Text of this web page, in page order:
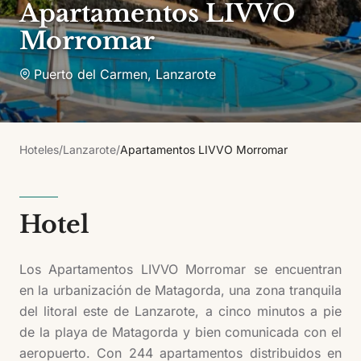
Apartamentos LIVVO
Morromar
Puerto del Carmen, Lanzarote
Hoteles/Lanzarote/Apartamentos LIVVO Morromar
Hotel
Los Apartamentos LIVVO Morromar se encuentran
en la urbanización de Matagorda, una zona tranquila
del litoral este de Lanzarote, a cinco minutos a pie
de la playa de Matagorda y bien comunicada con el
aeropuerto. Con 244 apartamentos distribuidos en